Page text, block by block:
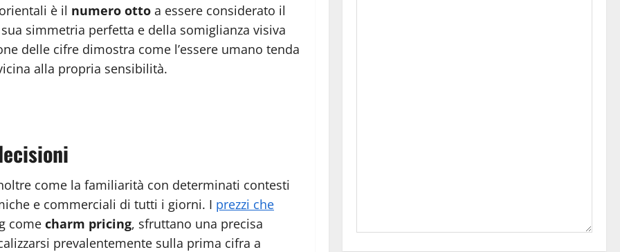
è il numero otto a essere considerato il
simmetria perfetta e della somiglianza visiva
delle cifre dimostra come l’essere umano tenda
alla propria sensibilità.
come la familiarità con determinati contesti
e commerciali di tutti i giorni. I prezzi che
come charm pricing, sfruttano una precisa
prevalentemente sulla prima cifra a